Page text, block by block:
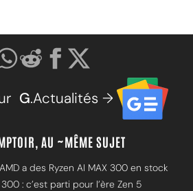
G.Actualités →
AU ~MÊME SUJET
a des Ryzen AI MAX 300 en stock
: c’est parti pour l’ère Zen 5